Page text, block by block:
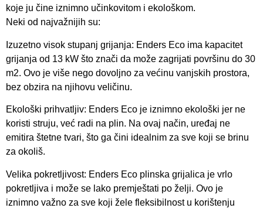
koje ju čine iznimno učinkovitom i ekološkom.
Neki od najvažnijih su:
Izuzetno visok stupanj grijanja: Enders Eco ima kapacitet
grijanja od 13 kW što znači da može zagrijati površinu do 30
m2. Ovo je više nego dovoljno za većinu vanjskih prostora,
bez obzira na njihovu veličinu.
Ekološki prihvatljiv: Enders Eco je iznimno ekološki jer ne
koristi struju, već radi na plin. Na ovaj način, uređaj ne
emitira štetne tvari, što ga čini idealnim za sve koji se brinu
za okoliš.
Velika pokretljivost: Enders Eco plinska grijalica je vrlo
pokretljiva i može se lako premještati po želji. Ovo je
iznimno važno za sve koji žele fleksibilnost u korištenju